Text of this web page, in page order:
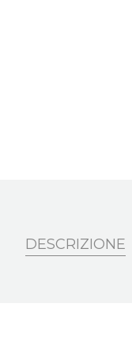
DESCRIZIONE